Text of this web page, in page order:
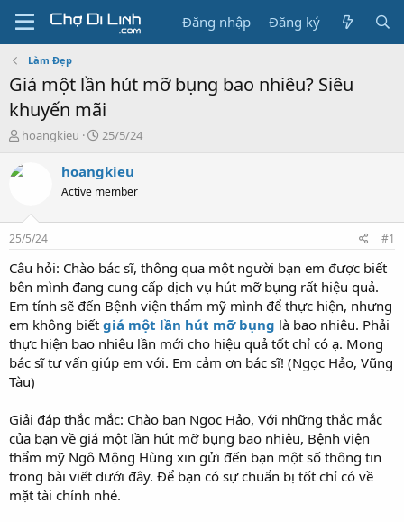
Đăng nhập Đăng ký
Làm Đẹp
Giá một lần hút mỡ bụng bao nhiêu? Siêu
khuyến mãi
T
r
s
t
a
r
t
e
r
hoangkieu
N
à
y
g
25/5/24
hoangkieu
Active member
25/5/24 #1
Câu hỏi: Chào bác sĩ, thông qua một người bạn em được biết
bên mình đang cung cấp dịch vụ hút mỡ bụng rất hiệu quả.
Em tính sẽ đến Bệnh viện thẩm mỹ mình để thực hiện, nhưng
em không biết giá một lần hút mỡ bụng là bao nhiêu. Phải
thực hiện bao nhiêu lần mới cho hiệu quả tốt chỉ có ạ. Mong
bác sĩ tư vấn giúp em với. Em cảm ơn bác sĩ! (Ngọc Hảo, Vũng
Tàu)
Giải đáp thắc mắc: Chào bạn Ngọc Hảo, Với những thắc mắc
của bạn về giá một lần hút mỡ bụng bao nhiêu, Bệnh viện
thẩm mỹ Ngô Mộng Hùng xin gửi đến bạn một số thông tin
trong bài viết dưới đây. Để bạn có sự chuẩn bị tốt chỉ có về
mặt tài chính nhé.